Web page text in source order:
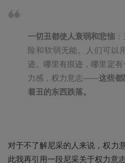
一切丑都使人衰弱和悲恼：
险和软弱无能。人们可以
迹。哪里有痕迹，哪里定
力感，权力意志——这些都
着丑的东西跌落。
对于不了解尼采的人来说，权力
此我再引用一段尼采关于权力意志